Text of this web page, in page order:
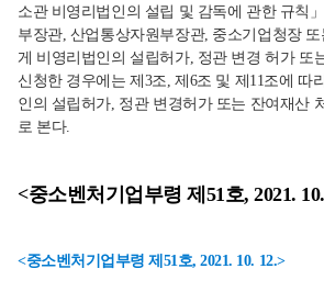
소관 비영리법인의 설립 및 감독에 관한 규칙
부장관, 산업통상자원부장관, 중소기업청장
게 비영리법인의 설립허가, 정관 변경 허가 또
신청한 경우에는 제3조, 제6조 및 제11조에 따
인의 설립허가, 정관 변경허가 또는 잔여재산
로 본다.
<중소벤처기업부령 제51호, 2021.
<중소벤처기업부령 제51호, 2021. 10. 12.>